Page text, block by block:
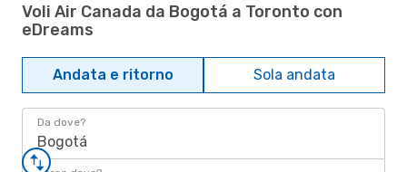
Voli Air Canada da Bogotá a Toronto con
eDreams
Andata e ritorno Sola andata
Da dove?
Bogotá